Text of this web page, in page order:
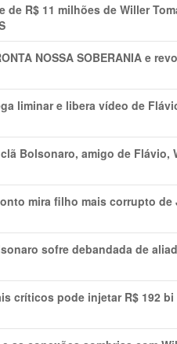
de R$ 11 milhões de Willer
NOSSA SOBERANIA e
liminar e libera vídeo de
Bolsonaro, amigo de Flávio,
mira filho mais corrupto
sofre debandada de
críticos pode injetar R$ 192